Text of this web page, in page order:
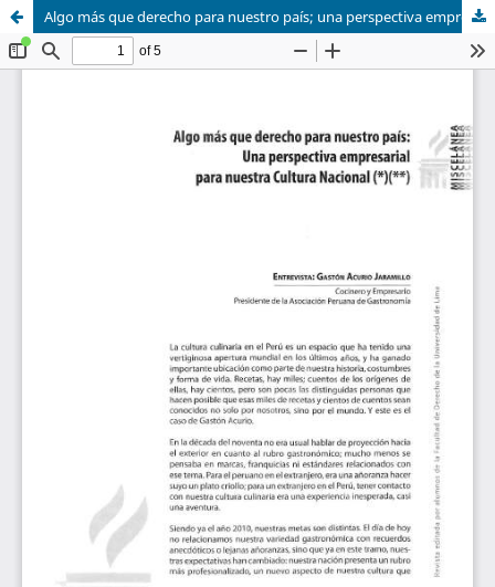
Algo más que derecho para nuestro país; una perspectiva empresarial para nuestra cultura nacional